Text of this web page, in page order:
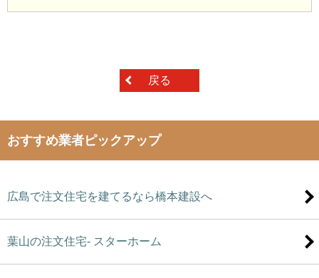
戻る
おすすめ業者ピックアップ
広島で注文住宅を建てるなら橋本建設へ
葉山の注文住宅- スターホーム